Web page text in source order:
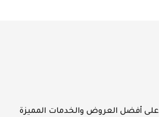
أفضل العروض والخدمات المميزة